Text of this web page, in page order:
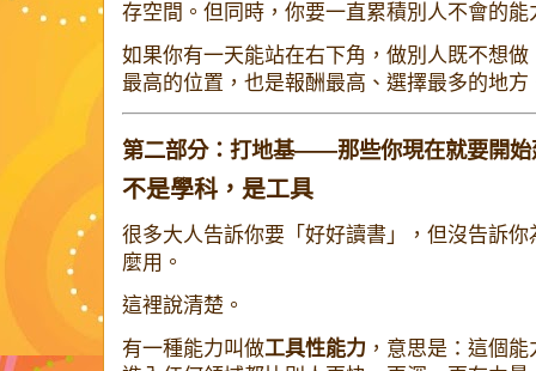
存空間。但同時，你要一直累積別人不會的
如果你有一天能站在右下角，做別人既不想
最高的位置，也是報酬最高、選擇最多的地方
第二部分：打地基——那些你現在就要開始
不是學科，是工具
很多大人告訴你要「好好讀書」，但沒告訴
麼用。
這裡說清楚。
有一種能力叫做工具性能力 ，意思是：這個